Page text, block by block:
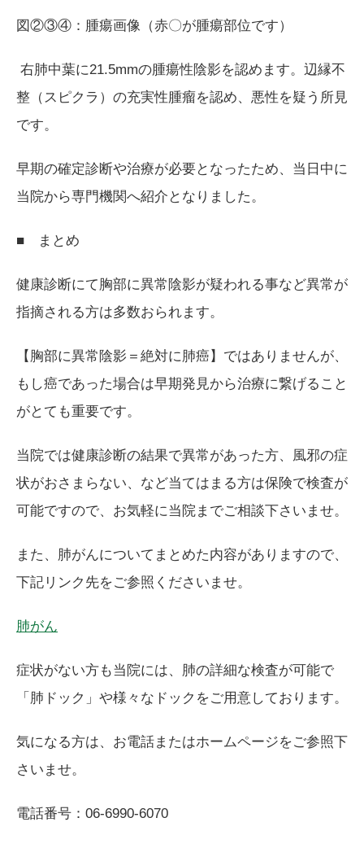
図②③④：腫瘍画像（赤〇が腫瘍部位です）
右肺中葉に21.5mmの腫瘍性陰影を認めます。辺縁不
整（スピクラ）の充実性腫瘤を認め、悪性を疑う所見
です。
早期の確定診断や治療が必要となったため、当日中に
当院から専門機関へ紹介となりました。
■ まとめ
健康診断にて胸部に異常陰影が疑われる事など異常が
指摘される方は多数おられます。
【胸部に異常陰影＝絶対に肺癌】ではありませんが、
もし癌であった場合は早期発見から治療に繋げること
がとても重要です。
当院では健康診断の結果で異常があった方、風邪の症
状がおさまらない、など当てはまる方は保険で検査が
可能ですので、お気軽に当院までご相談下さいませ。
また、肺がんについてまとめた内容がありますので、
下記リンク先をご参照くださいませ。
肺がん
症状がない方も当院には、肺の詳細な検査が可能で
「肺ドック」や様々なドックをご用意しております。
気になる方は、お電話またはホームページをご参照下
さいませ。
電話番号： 06-6990-6070